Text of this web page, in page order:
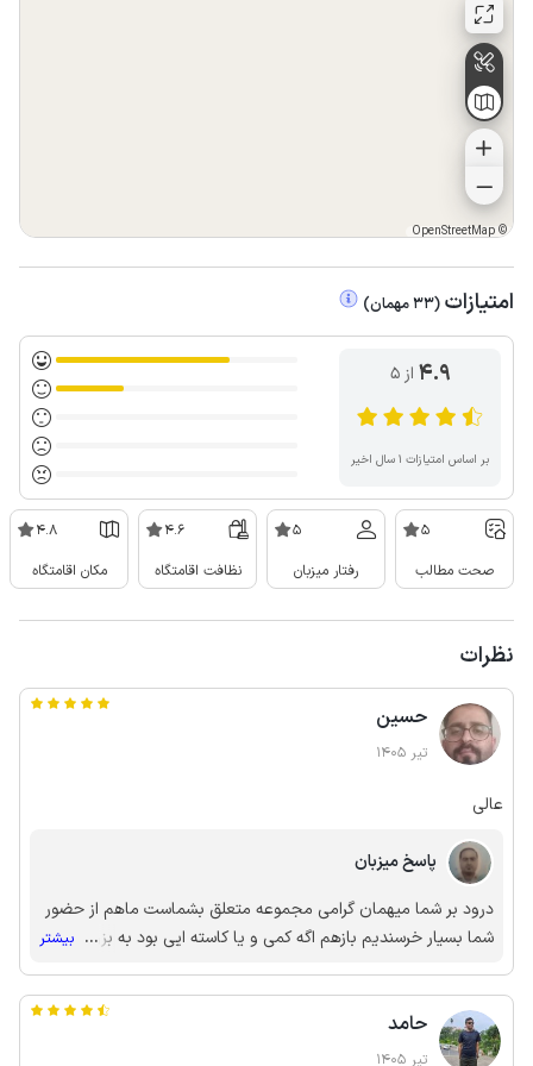
©
OpenStreetMap
امتیازات (
33مهمان)
4.9 از ۵
بر اساس امتیازات ۱ سال اخیر
5
صحت مطالب
5
رفتار میزبان
4.6
نظافت اقامتگاه
4.8
مکان اقامتگاه
نظرات
حسین
تیر 1405
عالی
پاسخ میزبان
درود بر شما میهمان گرامی مجموعه متعلق بشماست ماهم از حضور
شما بسیار خرسندیم بازهم اگه کمی و یا کاسته ایی بود به بزرگواری
خودتون معرفی کنید به امید دیدار مجدد در پناه خدا باشید
... بیشتر
حامد
تیر 1405